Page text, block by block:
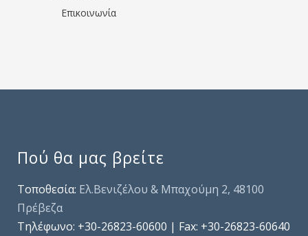
Επικοινωνία
Πού θα μας βρείτε
Τοποθεσία: Ελ.Βενιζέλου & Μπαχούμη 2, 48100
Πρέβεζα
Τηλέφωνo: +30-26823-60600 | Fax: +30-26823-60640